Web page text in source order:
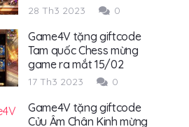
28 Th3 2023 0
Game4V tặng giftcode
Tam quốc Chess mừng
game ra mắt 15/02
17 Th3 2023 0
Game4V tặng giftcode
Cửu Âm Chân Kinh mừng